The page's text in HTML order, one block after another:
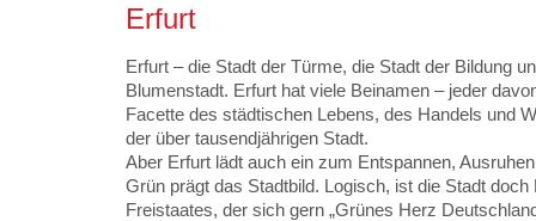
Erfurt
Erfurt – die Stadt der Türme, die Stadt der Bildung
Blumenstadt. Erfurt hat viele Beinamen – jeder
Facette des städtischen Lebens, des Handels und
der über tausendjährigen Stadt.
Aber Erfurt lädt auch ein zum Entspannen,
Grün prägt das Stadtbild. Logisch, ist die Stadt
Freistaates, der sich gern „Grünes Herz